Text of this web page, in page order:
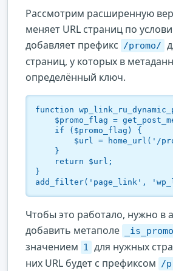
Рассмотрим расширенную
меняет URL страниц по
добавляет префикс /promo/
страниц, у которых в
определённый ключ.
function
$promo_flag =
    if ($promo_flag) {
$url = home_url('/
    }
    return $url;
}
add_filter('page_link',
Чтобы это работало, нужно в
добавить метаполе
значением 1 для нужных
них URL будет с префиксом /